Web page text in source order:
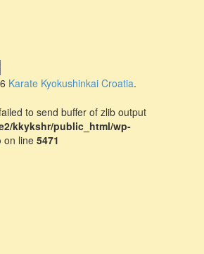
Karate Kyokushinkai Croatia.
to send buffer of zlib output
kkykshr/public_html/wp-
on line 5471